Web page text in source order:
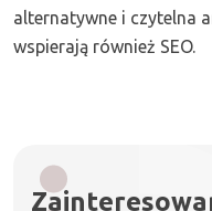
alternatywne i czytelna
wspierają również SEO.